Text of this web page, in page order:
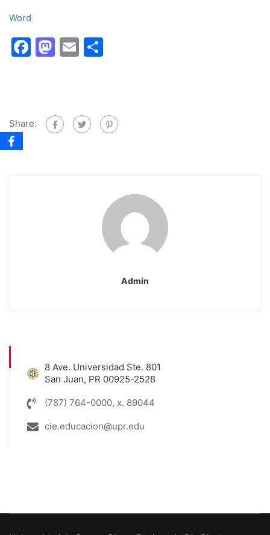
Word
Facebook
Mastodon
Email
Share:
Admin
8 Ave. Universidad Ste. 801
San Juan, PR 00925-2528
(787) 764-0000, x. 89044
cie.educacion@upr.edu